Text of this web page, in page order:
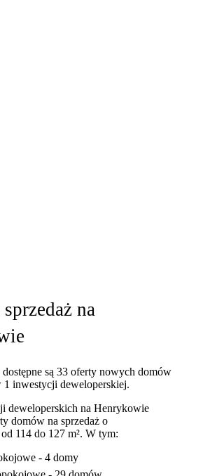
na
są 33 oferty nowych domów
1 inwestycji deweloperskiej.
deweloperskich na Henrykowie
domów na sprzedaż o
114 do 127 m². W tym:
- 4 domy